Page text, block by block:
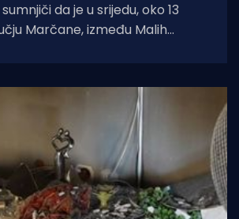
da je u srijedu, oko 13
Marčane, između Malih